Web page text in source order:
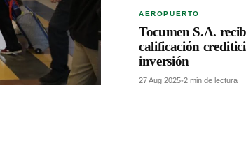
AEROPUERTO
Tocumen S.A.
calificación
inversión
27 Aug 2025•2 min de lectura